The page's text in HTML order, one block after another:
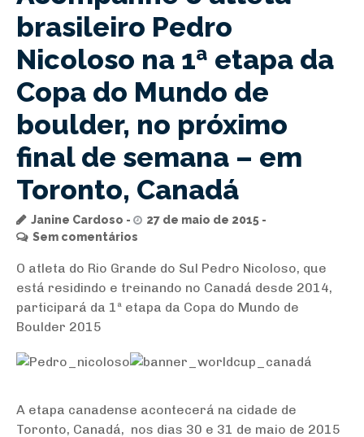
brasileiro Pedro
Nicoloso na 1ª etapa da
Copa do Mundo de
boulder, no próximo
final de semana – em
Toronto, Canadá
Janine Cardoso
27 de maio de 2015
Sem comentários
O atleta do Rio Grande do Sul Pedro Nicoloso, que
está residindo e treinando no Canadá desde 2014,
participará da 1ª etapa da Copa do Mundo de
Boulder 2015
A etapa canadense acontecerá na cidade de
Toronto, Canadá, nos dias 30 e 31 de maio de 2015